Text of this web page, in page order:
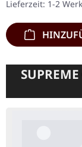
ihrer kühnen…
Lieferzeit: 1-2